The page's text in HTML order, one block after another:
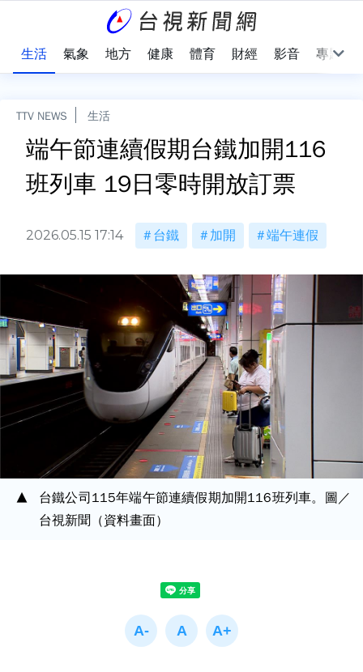
生活 氣象 地方 健康 體育 財經 影音 專題
TTV NEWS 生活
端午節連續假期台鐵加開116
班列車 19日零時開放訂票
2026.05.15 17:14 台鐵 加開 端午連假
台鐵公司115年端午節連續假期加開116班列車。圖／
台視新聞（資料畫面）